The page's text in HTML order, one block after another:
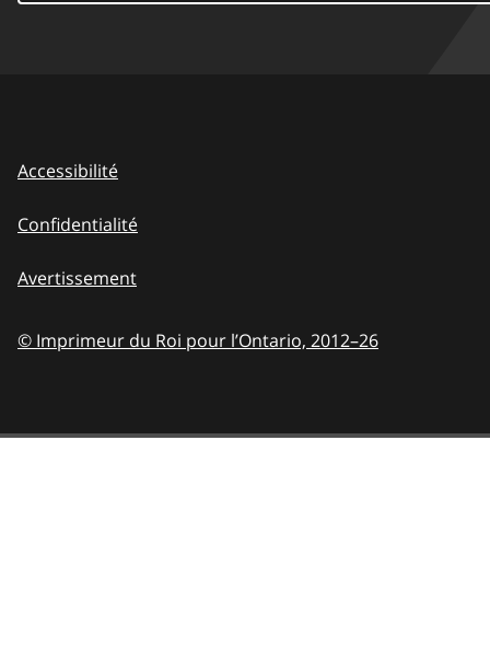
Accessibilité
Confidentialité
Avertissement
© Imprimeur du Roi pour l’Ontario, 2012–26